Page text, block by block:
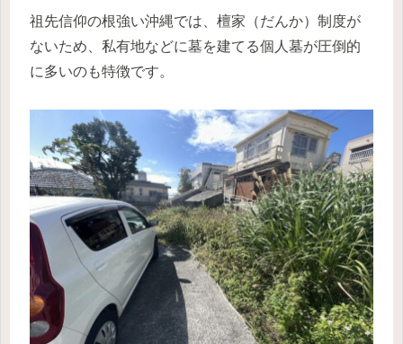
祖先信仰の根強い沖縄では、檀家（だんか）制度が
ないため、私有地などに墓を建てる個人墓が圧倒的
に多いのも特徴です。